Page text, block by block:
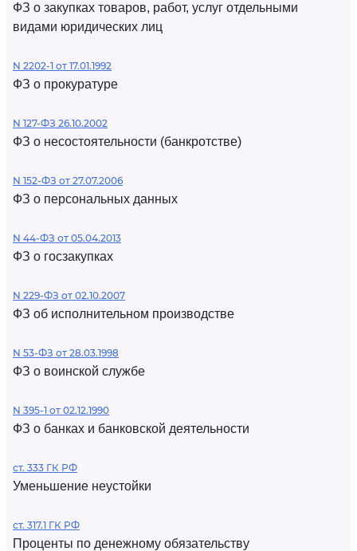
ФЗ о закупках товаров, работ, услуг отдельными
видами юридических лиц
N 2202-1 от 17.01.1992
ФЗ о прокуратуре
N 127-ФЗ 26.10.2002
ФЗ о несостоятельности (банкротстве)
N 152-ФЗ от 27.07.2006
ФЗ о персональных данных
N 44-ФЗ от 05.04.2013
ФЗ о госзакупках
N 229-ФЗ от 02.10.2007
ФЗ об исполнительном производстве
N 53-ФЗ от 28.03.1998
ФЗ о воинской службе
N 395-1 от 02.12.1990
ФЗ о банках и банковской деятельности
ст. 333 ГК РФ
Уменьшение неустойки
ст. 317.1 ГК РФ
Проценты по денежному обязательству